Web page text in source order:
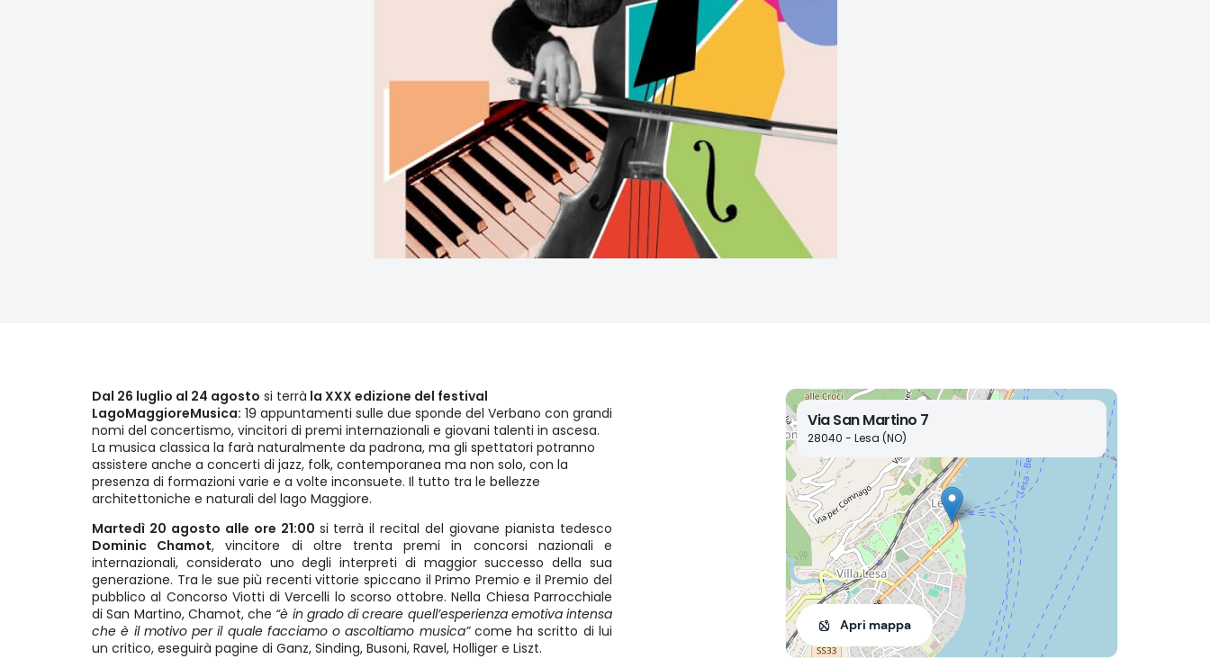
Dal 26 luglio al 24 agosto si terrà la XXX edizione del festival
LagoMaggioreMusica: 19 appuntamenti sulle due sponde del Verbano con grandi
nomi del concertismo, vincitori di premi internazionali e giovani talenti in ascesa.
La musica classica la farà naturalmente da padrona, ma gli spettatori potranno
assistere anche a concerti di jazz, folk, contemporanea ma non solo, con la
presenza di formazioni varie e a volte inconsuete. Il tutto tra le bellezze
architettoniche e naturali del lago Maggiore.
Martedì 20 agosto alle ore 21:00 si terrà il recital del giovane pianista tedesco
Dominic Chamot, vincitore di oltre trenta premi in concorsi nazionali e
internazionali, considerato uno degli interpreti di maggior successo della sua
generazione. Tra le sue più recenti vittorie spiccano il Primo Premio e il Premio del
pubblico al Concorso Viotti di Vercelli lo scorso ottobre. Nella Chiesa Parrocchiale
di San Martino, Chamot, che “è in grado di creare quell’esperienza emotiva intensa
che è il motivo per il quale facciamo o ascoltiamo musica” come ha scritto di lui
un critico, eseguirà pagine di Ganz, Sinding, Busoni, Ravel, Holliger e Liszt.
Via San Martino 7
28040 - Lesa (NO)
Apri mappa